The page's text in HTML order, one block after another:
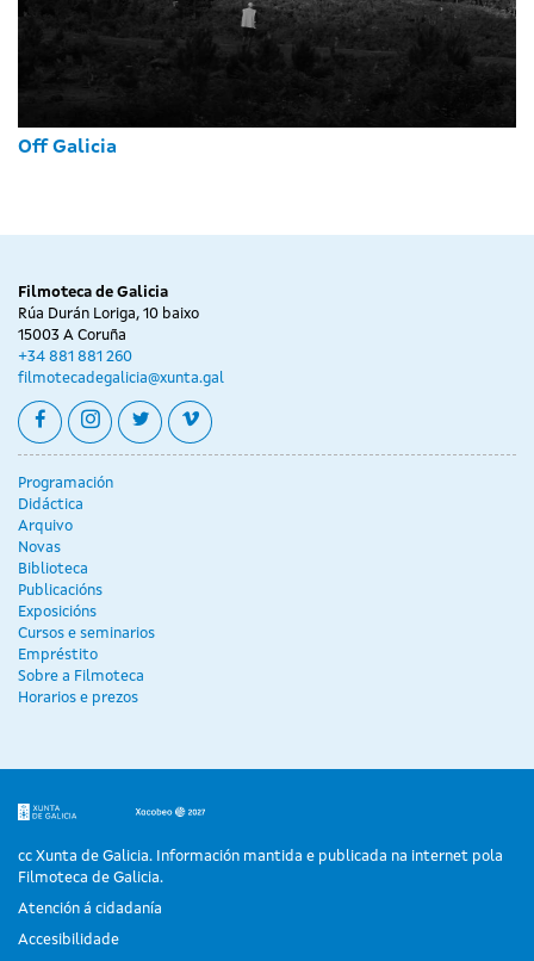
Off Galicia
Filmoteca de Galicia
Rúa Durán Loriga, 10 baixo
15003 A Coruña
+34 881 881 260
filmotecadegalicia@xunta.gal
facebookinstagram
twittervimeo
Programación
Didáctica
Arquivo
Novas
Biblioteca
Publicacións
Exposicións
Cursos e seminarios
Empréstito
Sobre a Filmoteca
Horarios e prezos
cc Xunta de Galicia. Información mantida e publicada na internet pola
Filmoteca de Galicia.
Atención á cidadanía
Accesibilidade